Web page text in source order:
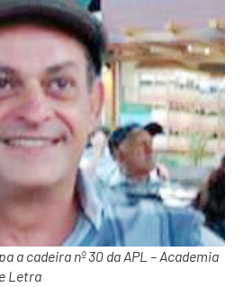
a cadeira nº 30 da APL – Academia
Letra